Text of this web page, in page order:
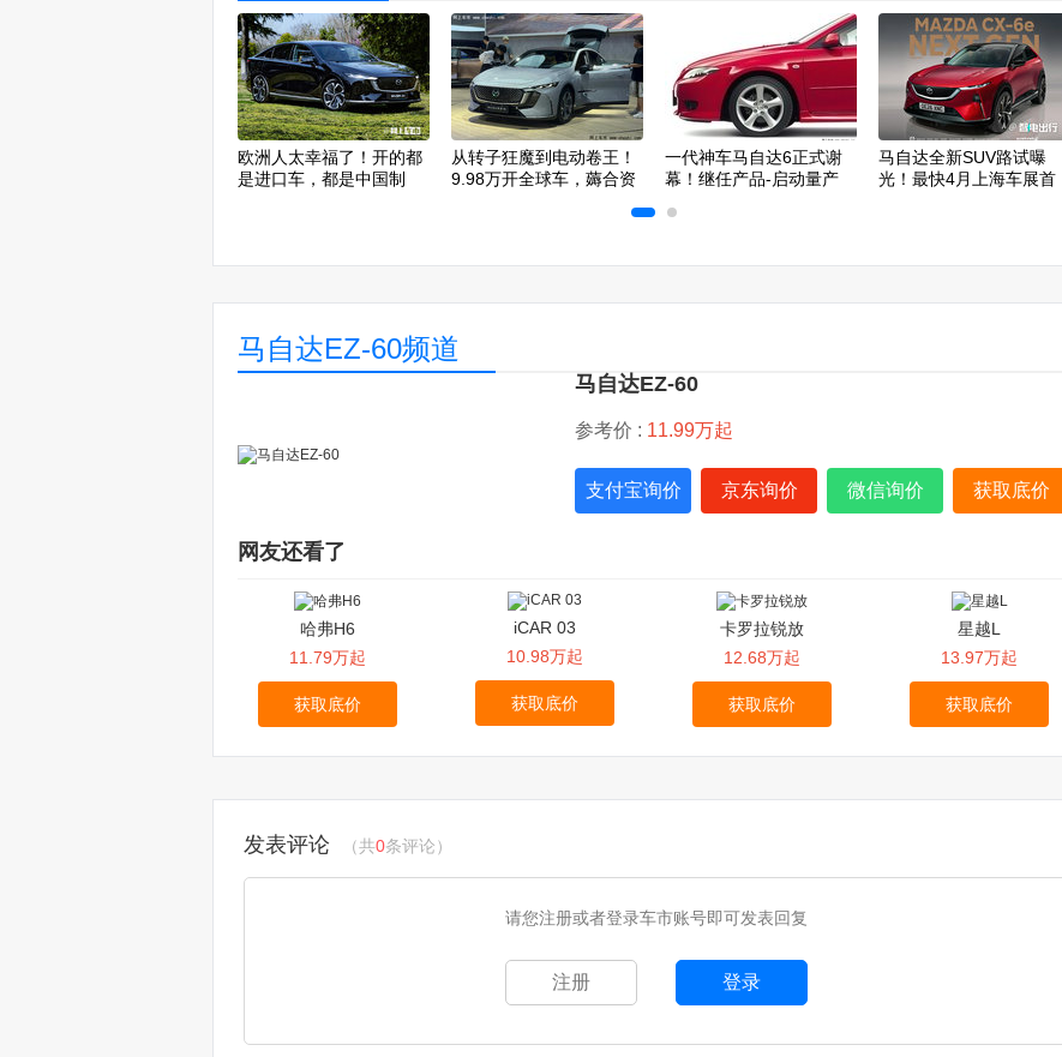
欧洲人太幸福了！开的都
是进口车，都是中国制
从转子狂魔到电动卷王！
9.98万开全球车，薅合资
一代神车马自达6正式谢
幕！继任产品-启动量产
马自达全新SUV路试曝
光！最快4月上海车展首
马自达EZ-60频道
马自达EZ-60
参考价 : 11.99万起
支付宝询价 京东询价 微信询价 获取底价
网友还看了
哈弗H6
11.79万起
获取底价
iCAR 03
10.98万起
获取底价
卡罗拉锐放
12.68万起
获取底价
星越L
13.97万起
获取底价
发表评论 （共0条评论）
请您注册或者登录车市账号即可发表回复
注册 登录